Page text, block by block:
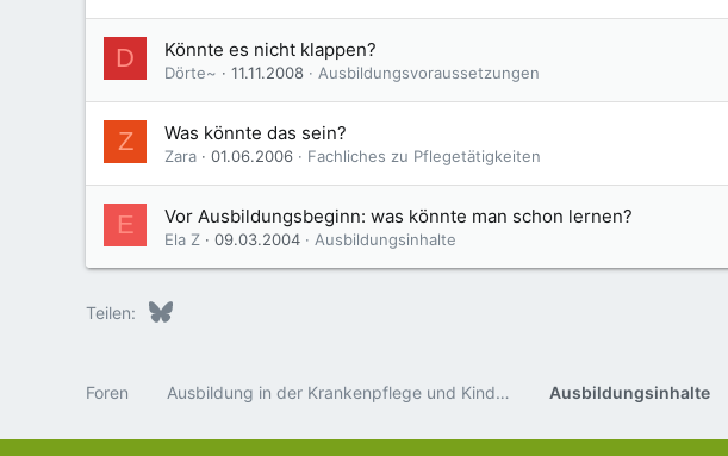
D Könnte es nicht klappen?
Dörte~ 11.11.2008 Ausbildungsvoraussetzungen
Z Was könnte das sein?
Zara 01.06.2006 Fachliches zu Pflegetätigkeiten
E Vor Ausbildungsbeginn: was könnte man schon lernen?
Ela Z 09.03.2004 Ausbildungsinhalte
Teilen: Bluesky
Foren Ausbildung in der Krankenpflege und Kinderkrankenpflege Ausbildungsinhalte